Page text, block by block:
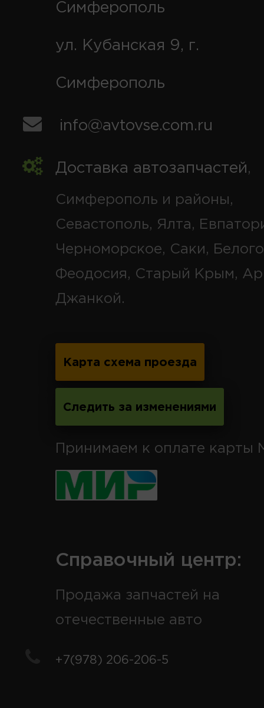
Симферополь
ул. Кубанская 9, г.
Симферополь
info@avtovse.com.ru
Доставка автозапчастей,
Симферополь и районы,
Севастополь, Ялта,
Черноморское, Саки,
Феодосия, Старый Крым,
Джанкой.
Карта схема проезда
Следить за изменениями
Принимаем к оплате карты
Справочный центр:
Продажа запчастей на
отечественные авто
+7(978) 206-206-5